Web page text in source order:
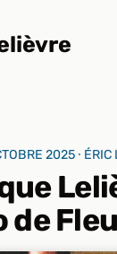
de
2025 ⸱ ÉRIC